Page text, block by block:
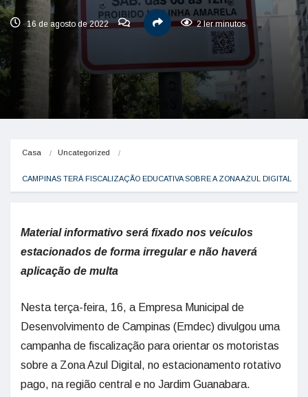
16 de agosto de 2022 2 ler minutos
Casa Uncategorized
CAMPINAS TERÁ FISCALIZAÇÃO EDUCATIVA SOBRE A ZONA AZUL DIGITAL
Material informativo será fixado nos veículos
estacionados de forma irregular e não haverá
aplicação de multa
Nesta terça-feira, 16, a Empresa Municipal de
Desenvolvimento de Campinas (Emdec) divulgou uma
campanha de fiscalização para orientar os motoristas
sobre a Zona Azul Digital, no estacionamento rotativo
pago, na região central e no Jardim Guanabara.